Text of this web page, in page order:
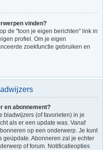
vinden?
de "toon je eigen berichten" link in
profiel. Om je eigen
zoekfunctie gebruiken en
en abonnement?
bladwijzers (of favorieten) in je
als er een update was. Vanaf
op een onderwerp. Je kunt
geüpdate. Abonneren zal je echter
of forum. Notificatieopties